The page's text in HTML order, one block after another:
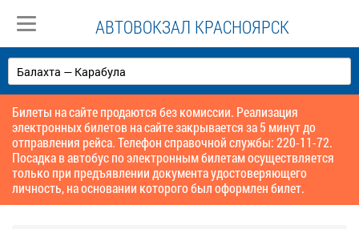
АВТОВОКЗАЛ КРАСНОЯРСК
Билеты на сайте продаются без комиссии. Реализация
электронных билетов на сайте закрывается за 5 минут до
отправления рейса. Телефон справочной службы: 220-11-72.
Посадка в автобус по электронным билетам осуществляется
только при предъявлении документа удостоверяющего
личность, на основании которого был оформлен билет.